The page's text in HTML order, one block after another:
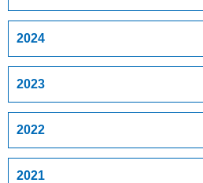
2024
2023
2022
2021